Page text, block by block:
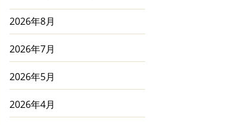
2026年8月
2026年7月
2026年5月
2026年4月